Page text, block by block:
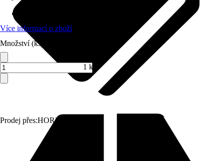
Prodej přes:HORNBACH
Více informací o zboží
Množství (ks)
1 ks